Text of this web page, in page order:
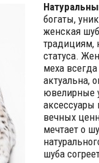
богаты,
женская
традициям,
статуса.
меха
актуальна,
ювелирные
аксессуары
вечных
мечтает о
шуба